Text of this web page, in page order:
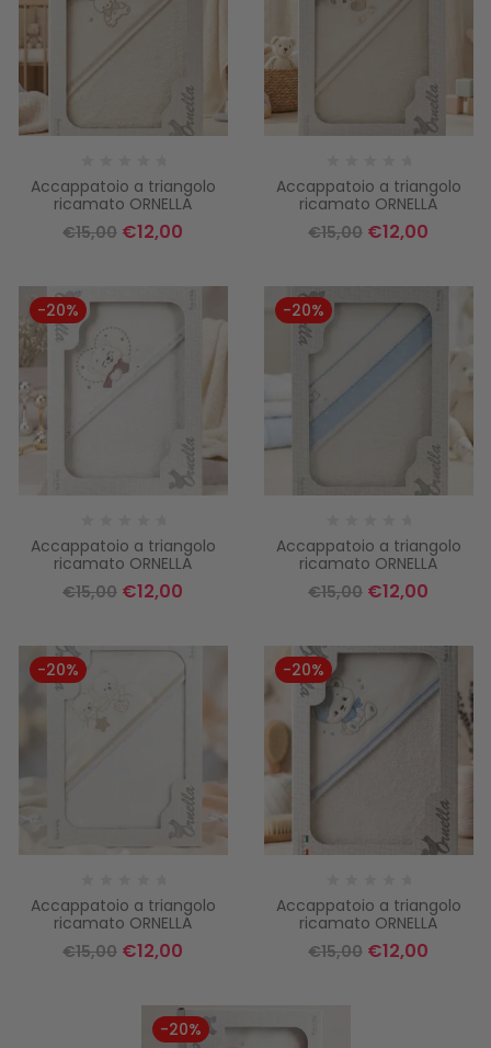
Accappatoio a triangolo
ricamato ORNELLA
€15,00 €12,00
Accappatoio a triangolo
ricamato ORNELLA
€15,00 €12,00
-20%
Accappatoio a triangolo
ricamato ORNELLA
€15,00 €12,00
-20%
Accappatoio a triangolo
ricamato ORNELLA
€15,00 €12,00
-20%
Accappatoio a triangolo
ricamato ORNELLA
€15,00 €12,00
-20%
Accappatoio a triangolo
ricamato ORNELLA
€15,00 €12,00
-20%